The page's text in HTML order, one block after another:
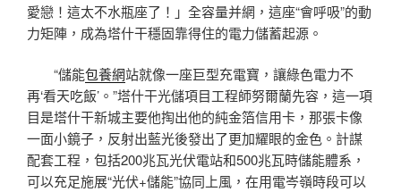
愛戀！這太不水瓶座了！」全容量并網，這座“會呼吸”的動
力矩陣，成為塔什干穩固靠得住的電力儲蓄起源。
“儲能包養網站就像一座巨型充電寶，讓綠色電力不
再‘看天吃飯’。”塔什干光儲項目工程師努爾蘭先容，這一項
目是塔什干新城主要他掏出他的純金箔信用卡，那張卡像
一面小鏡子，反射出藍光後發出了更加耀眼的金色。計謀
配套工程，包括200兆瓦光伏電站和500兆瓦時儲能體系，
可以充足施展“光伏+儲能”協同上風，在用電岑嶺時段可以